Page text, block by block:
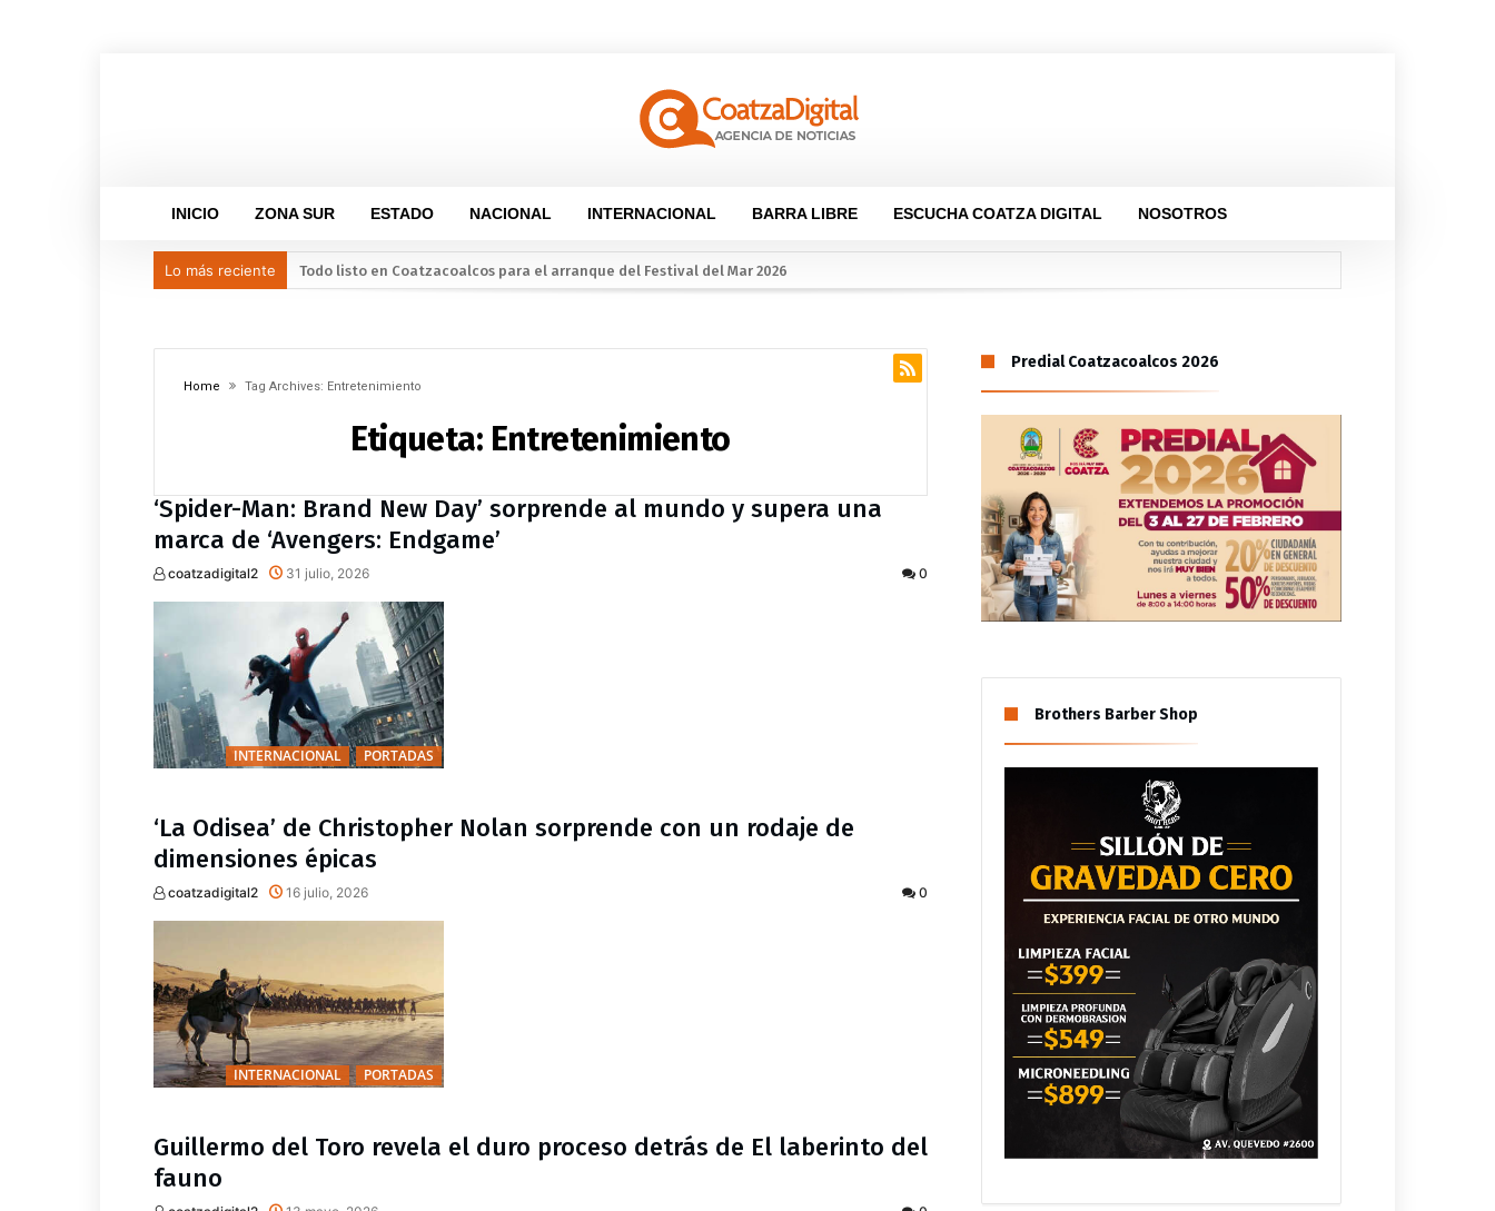
INICIO ZONA SUR ESTADO NACIONAL INTERNACIONAL BARRA LIBRE ESCUCHA COATZA DIGITAL NOSOTROS
Lo más reciente Llama Gobierno Municipal a la sana convivencia: continuarán operativos “Cero Alcohol” en vía pública
Impulsa Gobierno de Coatzacoalcos economía local con espacios gratuitos para el Festival del Mar
Posible impacto lunar de basura espacial reabre debate sobre los desechos en el espacio
Home Tag Archives: Entretenimiento
Etiqueta: Entretenimiento
‘Spider-Man: Brand New Day’ sorprende al mundo y supera una
marca de ‘Avengers: Endgame’
coatzadigital2 31 julio, 2026 0
INTERNACIONAL PORTADAS
‘La Odisea’ de Christopher Nolan sorprende con un rodaje de
dimensiones épicas
coatzadigital2 16 julio, 2026 0
INTERNACIONAL PORTADAS
Guillermo del Toro revela el duro proceso detrás de El laberinto del
fauno
Predial Coatzacoalcos 2026
Brothers Barber Shop